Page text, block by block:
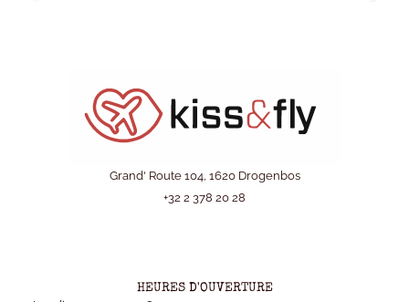
Grand' Route 104, 1620 Drogenbos
+32 2 378 20 28
HEURES D'OUVERTURE